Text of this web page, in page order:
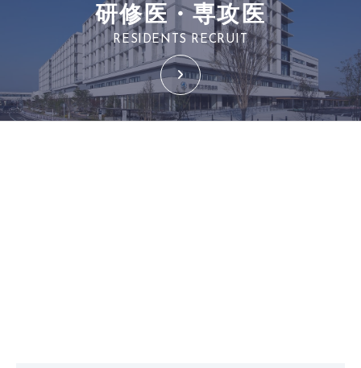
研修医・専攻医
RESIDENTS RECRUIT